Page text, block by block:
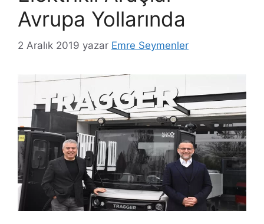
Avrupa Yollarında
2 Aralık 2019 yazar Emre Seymenler